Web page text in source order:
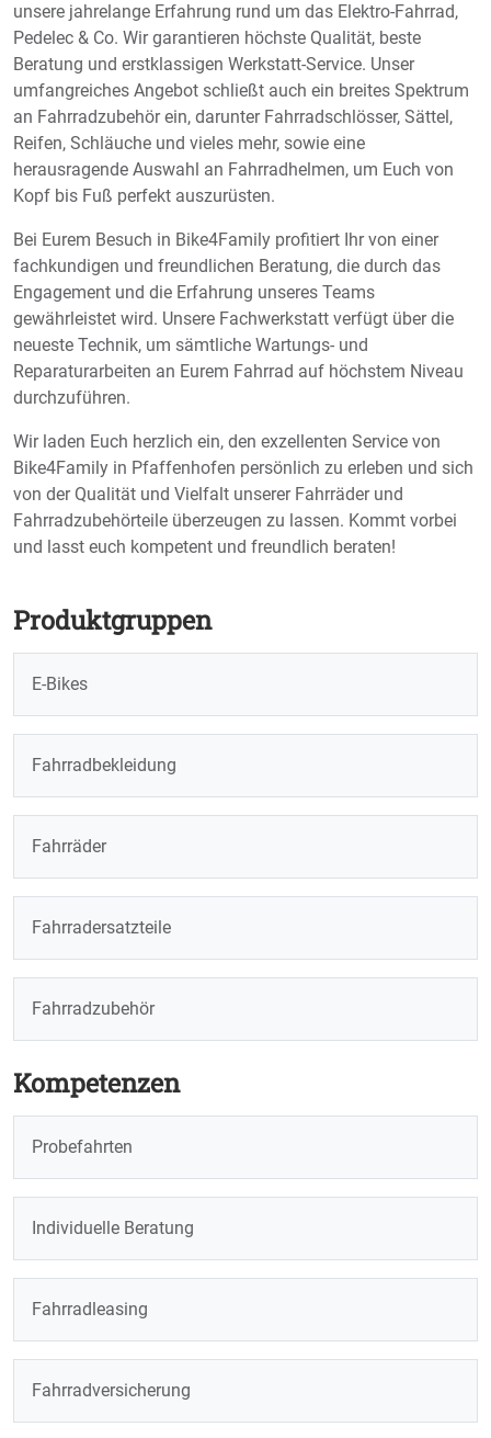
unsere jahrelange Erfahrung rund um das Elektro-Fahrrad,
Pedelec & Co. Wir garantieren höchste Qualität, beste
Beratung und erstklassigen Werkstatt-Service. Unser
umfangreiches Angebot schließt auch ein breites Spektrum
an Fahrradzubehör ein, darunter Fahrradschlösser, Sättel,
Reifen, Schläuche und vieles mehr, sowie eine
herausragende Auswahl an Fahrradhelmen, um Euch von
Kopf bis Fuß perfekt auszurüsten.
Bei Eurem Besuch in Bike4Family profitiert Ihr von einer
fachkundigen und freundlichen Beratung, die durch das
Engagement und die Erfahrung unseres Teams
gewährleistet wird. Unsere Fachwerkstatt verfügt über die
neueste Technik, um sämtliche Wartungs- und
Reparaturarbeiten an Eurem Fahrrad auf höchstem Niveau
durchzuführen.
Wir laden Euch herzlich ein, den exzellenten Service von
Bike4Family in Pfaffenhofen persönlich zu erleben und sich
von der Qualität und Vielfalt unserer Fahrräder und
Fahrradzubehörteile überzeugen zu lassen. Kommt vorbei
und lasst euch kompetent und freundlich beraten!
Produktgruppen
E-Bikes
Fahrradbekleidung
Fahrräder
Fahrradersatzteile
Fahrradzubehör
Kompetenzen
Probefahrten
Individuelle Beratung
Fahrradleasing
Fahrradversicherung